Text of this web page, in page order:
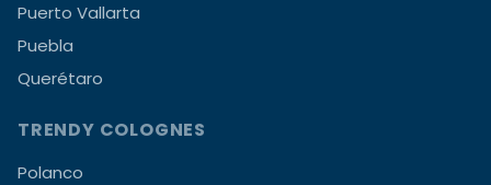
Puerto Vallarta
Puebla
Querétaro
TRENDY COLOGNES
Polanco